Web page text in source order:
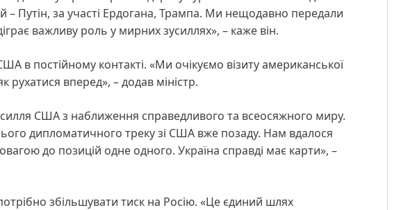
– Путін, за участі Ердогана, Трампа. Ми нещодавно передали
важливу роль у мирних зусиллях», – каже він.
в постійному контакті. «Ми очікуємо візиту американської
рухатися вперед», – додав міністр.
США з наближення справедливого та всеосяжного миру.
дипломатичного треку зі США вже позаду. Нам вдалося
до позицій одне одного. Україна справді має карти», –
збільшувати тиск на Росію. «Це єдиний шлях